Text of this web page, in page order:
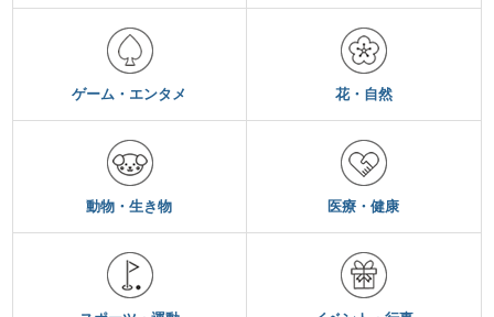
ゲーム・エンタメ 花・自然
動物・生き物 医療・健康